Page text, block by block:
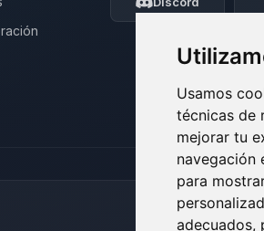
Usamos
técnicas de
mejorar tu
navegación
para
adecuados,
06/08/2026 15:04